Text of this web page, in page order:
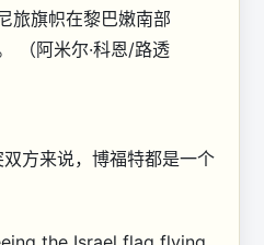
旅旗帜在黎巴嫩南部
（阿米尔·科恩/路透
方来说，博福特都是一个